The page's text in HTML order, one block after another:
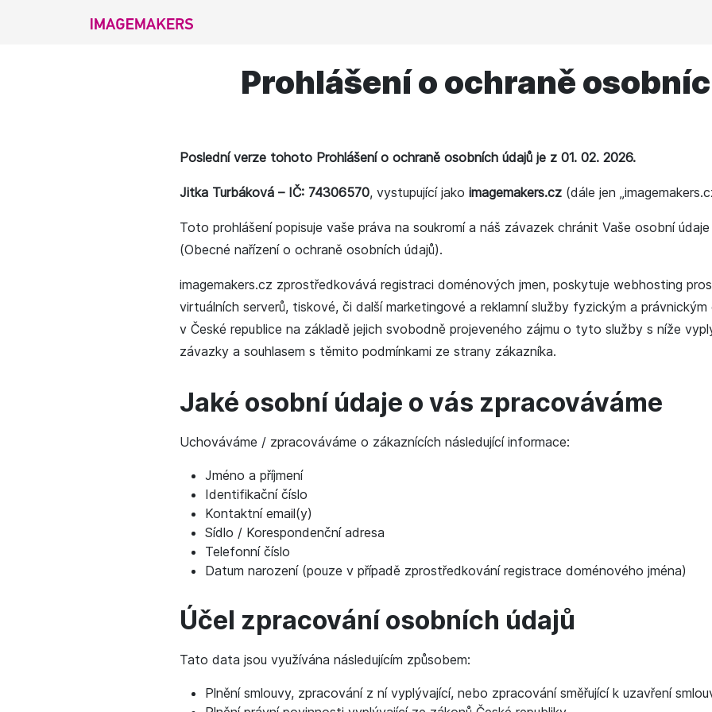
imagemakers
Prohlášení o ochraně
Poslední verze tohoto Prohlášení o ochraně osobních údajů je z 01. 02. 2026.
Jitka Turbáková – IČ: 74306570, vystupující jako imagemakers.cz (dále jen
Toto prohlášení popisuje vaše práva na soukromí a náš závazek chránit Vaše osobní
(Obecné nařízení o ochraně osobních údajů).
imagemakers.cz zprostředkovává registraci doménových jmen, poskytuje webhosting
virtuálních serverů, tiskové, či další marketingové a reklamní služby fyzickým a právnickým
v České republice na základě jejich svobodně projeveného zájmu o tyto služby s níže
závazky a souhlasem s těmito podmínkami ze strany zákazníka.
Jaké osobní údaje o vás zpracováváme
Uchováváme / zpracováváme o zákaznících následující informace:
Jméno a příjmení
Identifikační číslo
Kontaktní email(y)
Sídlo / Korespondenční adresa
Telefonní číslo
Datum narození (pouze v případě zprostředkování registrace doménového jména)
Účel zpracování osobních údajů
Tato data jsou využívána následujícím způsobem:
Plnění smlouvy, zpracování z ní vyplývající, nebo zpracování směřující k uzavření